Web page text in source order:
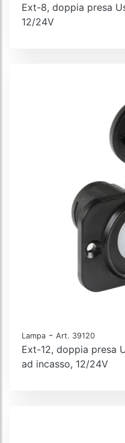
Ext-8, doppia presa
12/24V
Lampa - Art. 39120
Ext-12, doppia presa
ad incasso, 12/24V